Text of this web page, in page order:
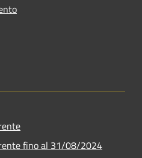
fino al 31/08/2024